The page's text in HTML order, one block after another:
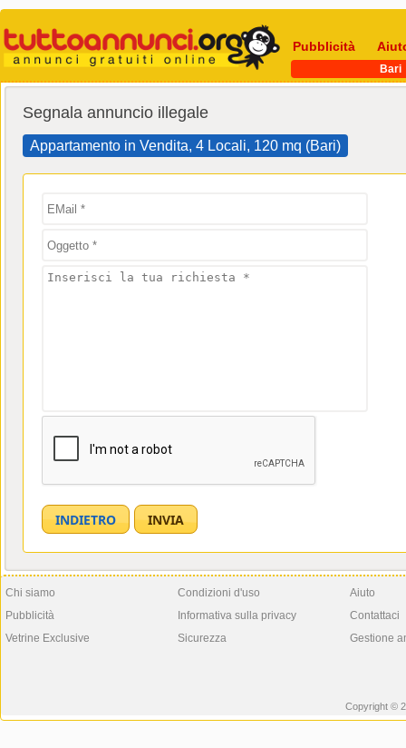
Pubblicità
Bari
Segnala annuncio illegale
Appartamento in Vendita, 4 Locali, 120 mq (Bari)
Chi siamo
Pubblicità
Vetrine Exclusive
Condizioni d'uso
Informativa sulla privacy
Sicurezza
Aiuto
Contattaci
Gestione
Copyright ©